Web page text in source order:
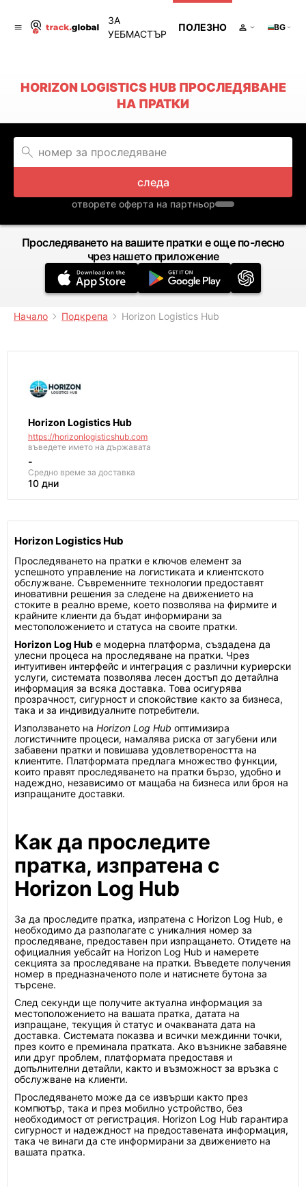
ЗА
УЕБМАСТЪР
ПОЛЕЗНО BG
HORIZON LOGISTICS HUB ПРОСЛЕДЯВАНЕ
НА ПРАТКИ
следа
отворете оферта на партньор
Проследяването на вашите пратки е още по-лесно
чрез нашето приложение
Начало Подкрепа Horizon Logistics Hub
Horizon Logistics Hub
https://horizonlogisticshub.com
въведете името на държавата
-
Средно време за доставка
10 дни
Horizon Logistics Hub
Проследяването на пратки е ключов елемент за
успешното управление на логистиката и клиентското
обслужване. Съвременните технологии предоставят
иновативни решения за следене на движението на
стоките в реално време, което позволява на фирмите и
крайните клиенти да бъдат информирани за
местоположението и статуса на своите пратки.
Horizon Log Hub е модерна платформа, създадена да
улесни процеса на проследяване на пратки. Чрез
интуитивен интерфейс и интеграция с различни куриерски
услуги, системата позволява лесен достъп до детайлна
информация за всяка доставка. Това осигурява
прозрачност, сигурност и спокойствие както за бизнеса,
така и за индивидуалните потребители.
Използването на Horizon Log Hub оптимизира
логистичните процеси, намалява риска от загубени или
забавени пратки и повишава удовлетвореността на
клиентите. Платформата предлага множество функции,
които правят проследяването на пратки бързо, удобно и
надеждно, независимо от мащаба на бизнеса или броя на
изпращаните доставки.
Как да проследите
пратка, изпратена с
Horizon Log Hub
За да проследите пратка, изпратена с Horizon Log Hub, е
необходимо да разполагате с уникалния номер за
проследяване, предоставен при изпращането. Отидете на
официалния уебсайт на Horizon Log Hub и намерете
секцията за проследяване на пратки. Въведете получения
номер в предназначеното поле и натиснете бутона за
търсене.
След секунди ще получите актуална информация за
местоположението на вашата пратка, датата на
изпращане, текущия ѝ статус и очакваната дата на
доставка. Системата показва и всички междинни точки,
през които е преминала пратката. Ако възникне забавяне
или друг проблем, платформата предоставя и
допълнителни детайли, както и възможност за връзка с
обслужване на клиенти.
Проследяването може да се извърши както през
компютър, така и през мобилно устройство, без
необходимост от регистрация. Horizon Log Hub гарантира
сигурност и надеждност на предоставената информация,
така че винаги да сте информирани за движението на
вашата пратка.